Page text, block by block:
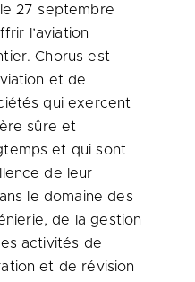
27 septembre
l’aviation
Chorus est
et de
qui exercent
sûre et
et qui sont
de leur
le domaine des
de la gestion
activités de
et de révision